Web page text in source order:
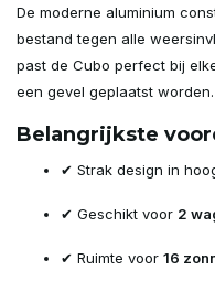
De moderne aluminium
bestand tegen alle
past de Cubo perfect bij
een gevel geplaatst worden.
Belangrijkste
✔ Strak design in
✔ Geschikt voor 2
✔ Ruimte voor 16